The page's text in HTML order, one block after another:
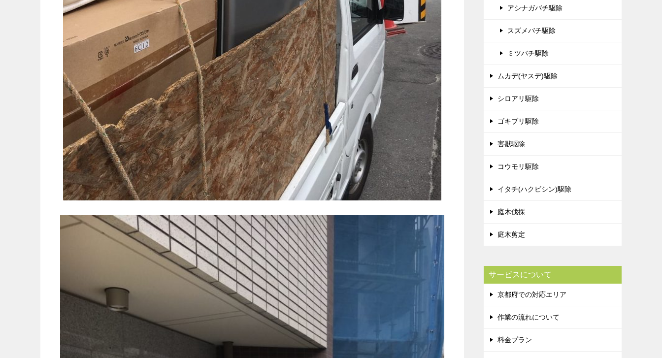
アシナガバチ駆除
スズメバチ駆除
ミツバチ駆除
ムカデ(ヤスデ)駆除
シロアリ駆除
ゴキブリ駆除
害獣駆除
コウモリ駆除
イタチ(ハクビシン)駆除
庭木伐採
庭木剪定
サービスについて
京都府での対応エリア
作業の流れについて
料金プラン